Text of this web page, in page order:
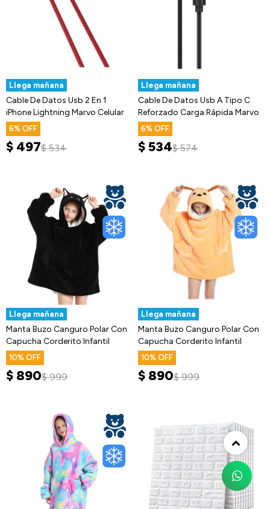
Llega mañana
Cable De Datos Usb 2 En 1
iPhone Lightning Marvo Celular
6
$ 497$ 534
Llega mañana
Cable De Datos Usb A Tipo C
Reforzado Carga Rápida Marvo
6
$534$ 574
Llega mañana
Manta Buzo Canguro Polar Con
Capucha Corderito Infantil
10
$ 890$ 999
Llega mañana
Manta Buzo Canguro Polar Con
Capucha Corderito Infantil
10
$ 890$ 999